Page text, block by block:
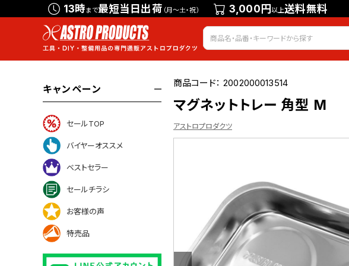
13時まで最短当日出荷 （月～土・祝） 3,000円以上送料無料
会員登録 ログイン
キャンペーン
セールTOP
バイヤーオススメ
ベストセラー
セールチラシ
お客様の声
特売品
商品コード：2002000013514
マグネットトレー 角型 M
アストロプロダクツ